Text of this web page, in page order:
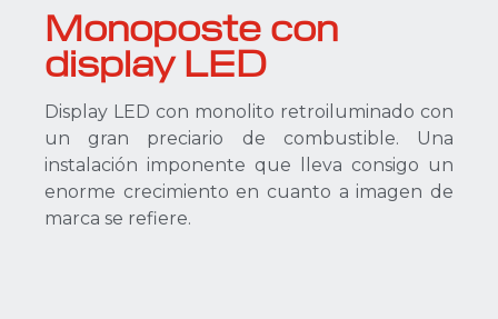
Monoposte con
display LED
Display LED con monolito retroiluminado con
un gran preciario de combustible. Una
instalación imponente que lleva consigo un
enorme crecimiento en cuanto a imagen de
marca se refiere.